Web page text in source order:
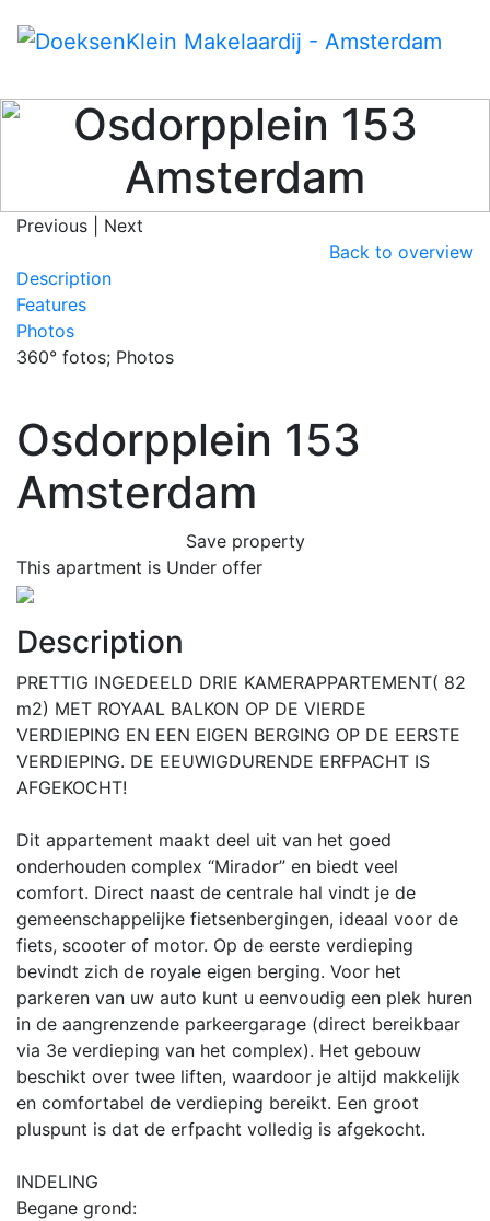
Osdorpplein 153
Amsterdam
Previous
Next
Back to overview
Description
Features
Photos
360° fotos; Photos
Osdorpplein 153
Amsterdam
Save property
This apartment is Under offer
Description
PRETTIG INGEDEELD DRIE KAMERAPPARTEMENT( 82
m2) MET ROYAAL BALKON OP DE VIERDE
VERDIEPING EN EEN EIGEN BERGING OP DE EERSTE
VERDIEPING. DE EEUWIGDURENDE ERFPACHT IS
AFGEKOCHT!
Dit appartement maakt deel uit van het goed
onderhouden complex “Mirador” en biedt veel
comfort. Direct naast de centrale hal vindt je de
gemeenschappelijke fietsenbergingen, ideaal voor de
fiets, scooter of motor. Op de eerste verdieping
bevindt zich de royale eigen berging. Voor het
parkeren van uw auto kunt u eenvoudig een plek huren
in de aangrenzende parkeergarage (direct bereikbaar
via 3e verdieping van het complex). Het gebouw
beschikt over twee liften, waardoor je altijd makkelijk
en comfortabel de verdieping bereikt. Een groot
pluspunt is dat de erfpacht volledig is afgekocht.
INDELING
Begane grond: